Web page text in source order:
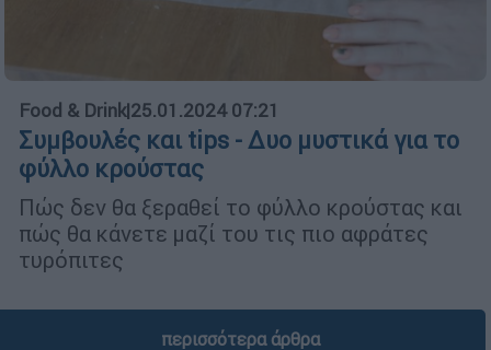
Food & Drink|25.01.2024 07:21
Συμβουλές και tips - Δυο μυστικά για το
φύλλο κρούστας
Πώς δεν θα ξεραθεί το φύλλο κρούστας και
πώς θα κάνετε μαζί του τις πιο αφράτες
τυρόπιτες
περισσότερα άρθρα